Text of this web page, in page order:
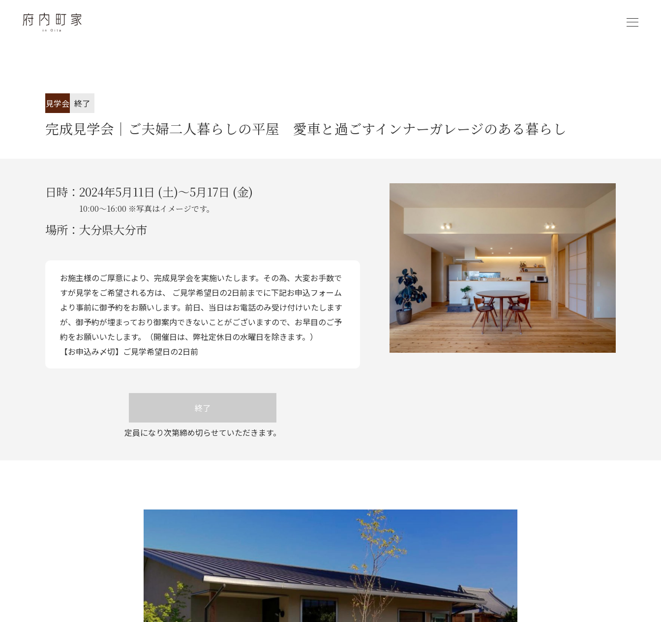
見学会 終了
完成見学会｜ご夫婦二人暮らしの平屋 愛車と過ごすインナーガレージのある暮らし
日時： 2024年5月11日 (土)～5月17日 (金)
10:00～16:00 ※写真はイメージです。
場所： 大分県大分市
お施主様のご厚意により、完成見学会を実施いたします。その為、大変お手数で
すが見学をご希望される方は、 ご見学希望日の2日前までに下記お申込フォーム
より事前に御予約をお願いします。前日、当日はお電話のみ受け付けいたします
が、御予約が埋まっており御案内できないことがございますので、お早目のご予
約をお願いいたします。（開催日は、弊社定休日の水曜日を除きます。）
【お申込み〆切】ご見学希望日の2日前
終了
定員になり次第締め切らせていただきます。